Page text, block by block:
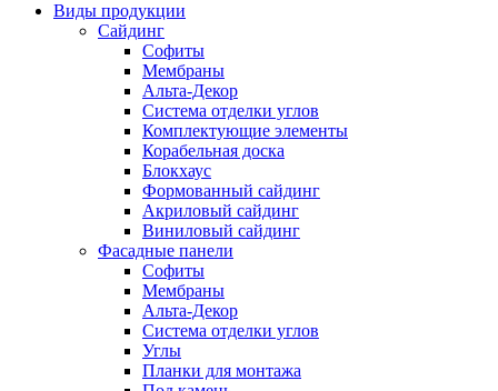
Виды продукции
Сайдинг
Софиты
Мембраны
Альта-Декор
Система отделки углов
Комплектующие элементы
Корабельная доска
Блокхаус
Формованный сайдинг
Акриловый сайдинг
Виниловый сайдинг
Фасадные панели
Софиты
Мембраны
Альта-Декор
Система отделки углов
Углы
Планки для монтажа